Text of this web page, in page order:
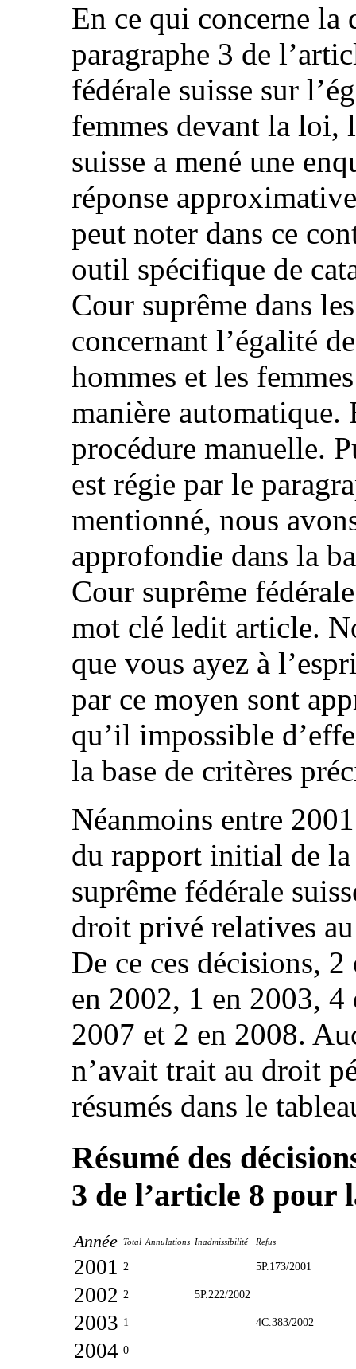
En ce qui concerne
paragraphe 3 de
fédérale suisse sur
femmes devant la loi,
suisse a mené une
réponse
peut noter dans ce
outil spécifique de
Cour suprême dans
concernant l’égalité
hommes et les
manière automatique.
procédure manuelle.
est régie par le
mentionné, nous
approfondie dans la
Cour suprême
mot clé ledit article.
que vous ayez à
par ce moyen sont
qu’il impossible
la base de critères
Néanmoins entre
du rapport initial de
suprême fédérale
droit privé relatives
De ce ces décisions,
en 2002, 1 en 2003,
2007 et 2 en 2008.
n’avait trait au droit
résumés dans le
Résumé des
3 de l’article 8 pour
Année Total Annulations Inadmissibilité Refus
2001 2 5P.173/2001
2002 2 5P.222/2002
2003 1 4C.383/2002
2004 0